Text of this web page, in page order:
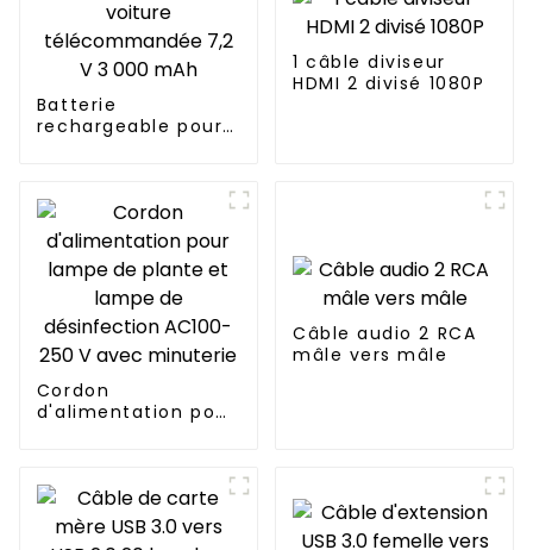
Batterie
rechargeable pour
1 câble diviseur
HDMI 2 divisé 1080P
Cordon
d'alimentation pour
AC100-250 V avec
minuterie
Câble audio 2 RCA
mâle vers mâle